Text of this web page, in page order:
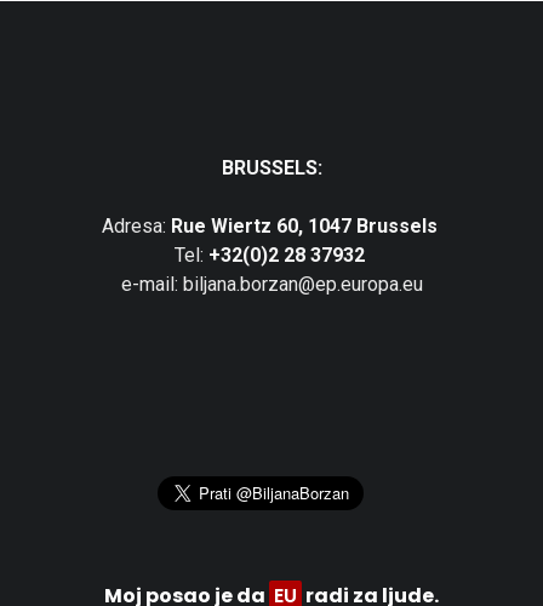
BRUSSELS:
Adresa: Rue Wiertz 60, 1047 Brussels
Tel: +32(0)2 28 37932
e-mail: biljana.borzan@ep.europa.eu
Moj posao je da EU radi za ljude.